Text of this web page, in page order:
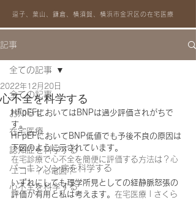
逗子、葉山、鎌倉、横須賀、横浜市金沢区の在宅医療
記事
全ての記事
お知らせ
在宅医療
認知症を科学する
パーキンソン病を科学する
心不全を科学する
全ての記事
心不全を科学する
2022年12月20日
HFpEFにおいてはBNPは過少評価されがちで
す。
HFpEFにおいてBNP低値でも予後不良の原因は
下図のように示されています。
在宅診療で心不全を簡便に評価する方法は？心
エコー？心電図？
いずれにしても理学所見としての経静脈怒張の
評価が有用と私は考えます。 在宅医療 | さくら